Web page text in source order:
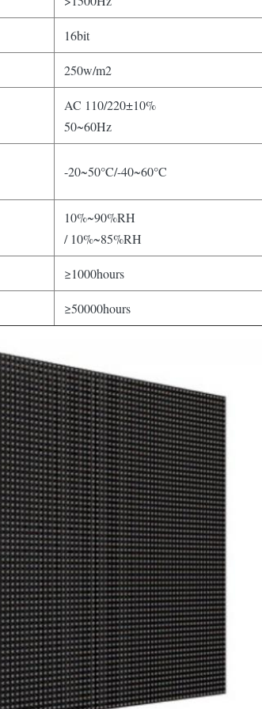
16bit
250w/m2
AC 110/220±10%
50~60Hz
-20~50°C/-40~60°C
10%~90%RH
/ 10%~85%RH
≥1000hours
≥50000hours